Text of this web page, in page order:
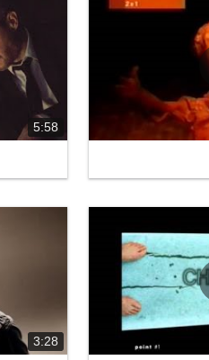
5:58
3:28